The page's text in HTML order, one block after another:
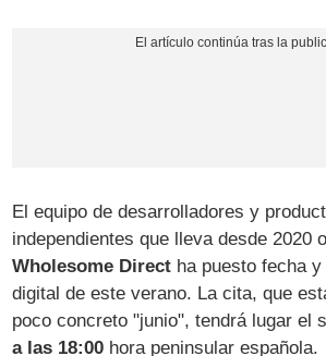
El equipo de desarrolladores y
independientes que lleva desde 2020
Wholesome Direct ha puesto fecha
digital de este verano. La cita, que
poco concreto "junio", tendrá lugar el
a las 18:00 hora peninsular española.